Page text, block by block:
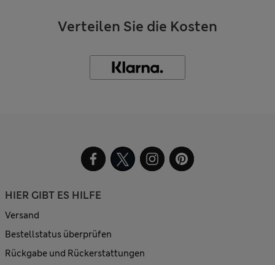
Verteilen Sie die Kosten
HIER GIBT ES HILFE
Versand
Bestellstatus überprüfen
Rückgabe und Rückerstattungen